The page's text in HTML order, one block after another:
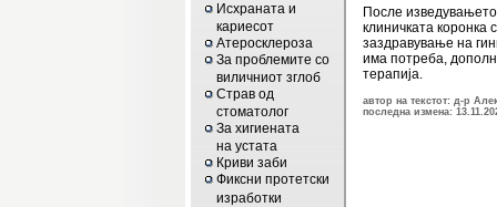
Исхраната и
кариесот
Атеросклероза
За проблемите со
виличниот зглоб
Страв од
стоматолог
За хигиената
на устата
Криви заби
Фиксни протетски
изработки
После
клиничката коронка
заздравување на
има потреба,
терапија.
автор на текстот: д-р
последна измена: